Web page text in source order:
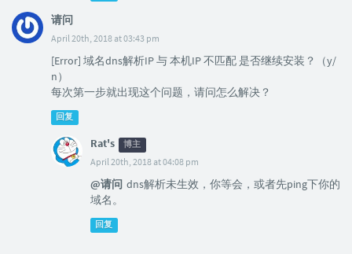
请问
April 20th, 2018 at 03:43 pm
[Error] 域名dns解析IP 与 本机IP 不匹配 是否继续安装？（y/
n）
每次第一步就出现这个问题，请问怎么解决？
回复
Rat's 博主
April 20th, 2018 at 04:08 pm
@请问 dns解析未生效，你等会，或者先ping下你的
域名。
回复